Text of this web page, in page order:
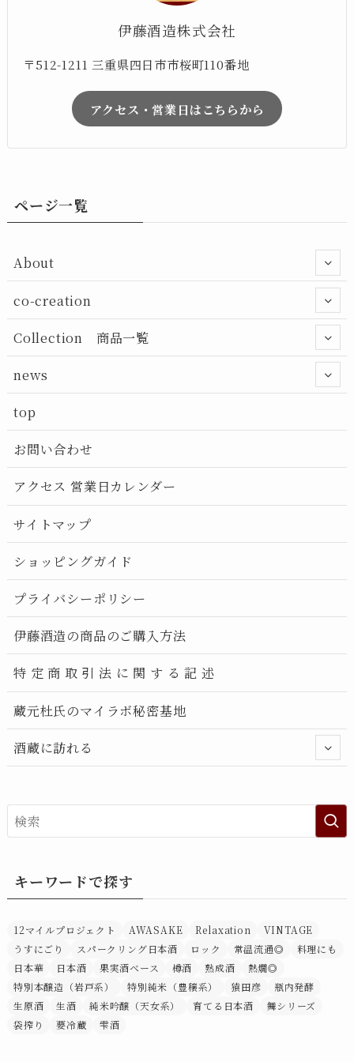
伊藤酒造株式会社
〒512-1211 三重県四日市市桜町110番地
アクセス・営業日はこちらから
ページ一覧
About
co-creation
Collection 商品一覧
news
top
お問い合わせ
アクセス 営業日カレンダー
サイトマップ
ショッピングガイド
プライバシーポリシー
伊藤酒造の商品のご購入方法
特 定 商 取 引 法 に 関 す る 記 述
蔵元杜氏のマイラボ秘密基地
酒蔵に訪れる
キーワードで探す
12マイルプロジェクト AWASAKE Relaxation
VINTAGE
うすにごり
スパークリング日本酒 ロック 常温流通◎
料理にも
日本華
日本酒 果実酒ベース 樽酒 熟成酒
熱燗◎
特別本醸造（岩戸系）
特別純米（豊穣系） 猿田彦
瓶内発酵
生原酒
生酒 純米吟醸（天女系） 育てる日本酒
舞シリーズ
袋搾り
要冷蔵 雫酒